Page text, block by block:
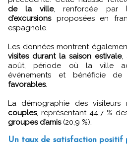
de la ville, renforcée par
d’excursionsproposées en
espagnole.
Les données montrent
visites durant la saison estivale,
août, période où la ville
événements et bénéficie de
favorables.
La démographie des visiteurs
couples, représentant 44,7 %
groupes d’amis(20,9 %).
Un taux de satisfaction positif